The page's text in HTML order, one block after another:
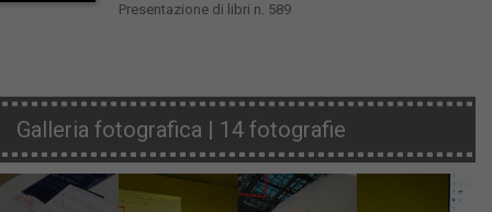
Presentazione di libri n. 589
Galleria fotografica | 14 fotografie